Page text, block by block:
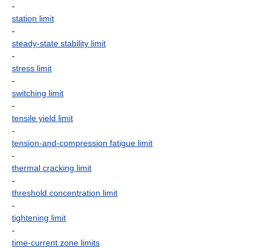
-
station limit
-
steady-state stability limit
-
stress limit
-
switching limit
-
tensile yield limit
-
tension-and-compression fatigue limit
-
thermal cracking limit
-
threshold concentration limit
-
tightening limit
-
time-current zone limits